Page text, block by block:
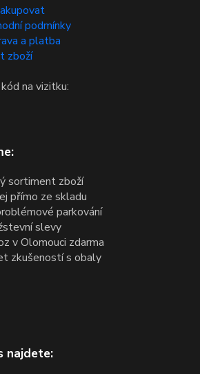
podmínky
a platba
zboží
na vizitku:
sortiment zboží
přímo ze skladu
parkování
slevy
v Olomouci zdarma
zkušeností s obaly
najdete: